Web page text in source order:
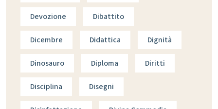
Devozione Dibattito
Dicembre Didattica Dignità
Dinosauro Diploma Diritti
Disciplina Disegni